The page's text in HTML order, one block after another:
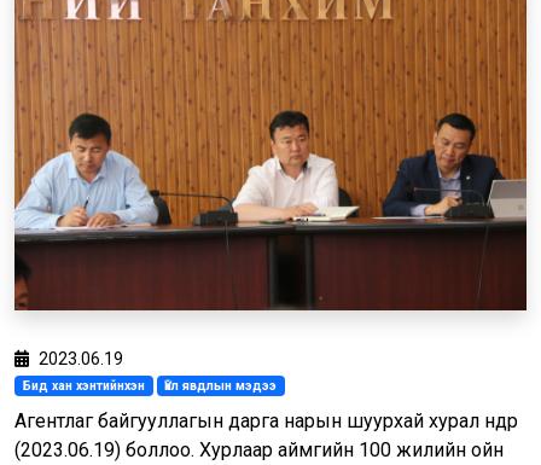
2023.06.19
Бид хан хэнтийнхэн Үйл явдлын мэдээ
Агентлаг байгууллагын дарга нарын шуурхай хурал өнөөдөр
(2023.06.19) боллоо. Хурлаар аймгийн 100 жилийн ойн